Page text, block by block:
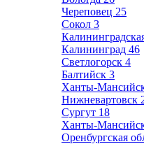
Череповец 25
Сокол 3
Калининград 46
Светлогорск 4
Балтийск 3
Ханты-
Нижневартовск
Сургут 18
Ханты-
Оренбургская